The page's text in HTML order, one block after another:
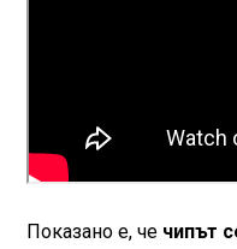
Показано е, че чипът